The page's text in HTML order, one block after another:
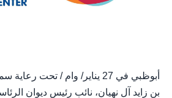
أبوظبي في 27 يناير/ وام / تحت
بن زايد آل نهيان، نائب رئيس ديوان